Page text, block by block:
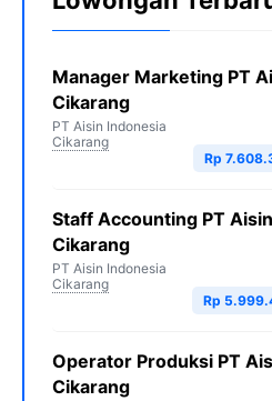
Manager Marketing PT
Cikarang
PT Aisin Indonesia
Cikarang
Rp
Staff Accounting PT
Cikarang
PT Aisin Indonesia
Cikarang
Rp
Operator Produksi PT
Cikarang